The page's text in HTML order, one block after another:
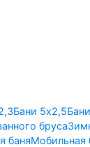
Бани 5х2,5
бруса
баняМобильная